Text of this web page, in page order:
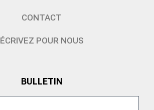
CONTACT
ÉCRIVEZ POUR NOUS
BULLETIN